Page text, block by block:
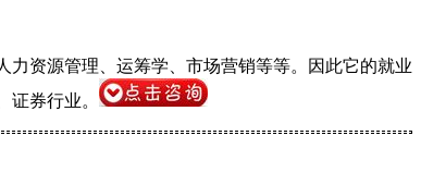
资源管理、运筹学、市场营销等等。因此它的就业
券行业。